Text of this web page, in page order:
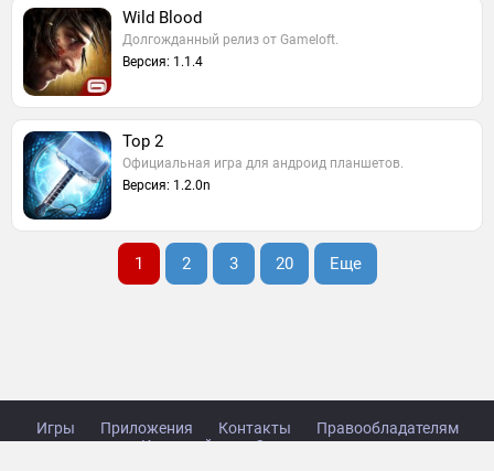
Wild Blood
Долгожданный релиз от Gameloft.
Версия: 1.1.4
Тор 2
Официальная игра для андроид планшетов.
Версия: 1.2.0n
1 2 3 20 Еще
Игры Приложения Контакты
Правообладателям
Карта сайта
Стол заказов